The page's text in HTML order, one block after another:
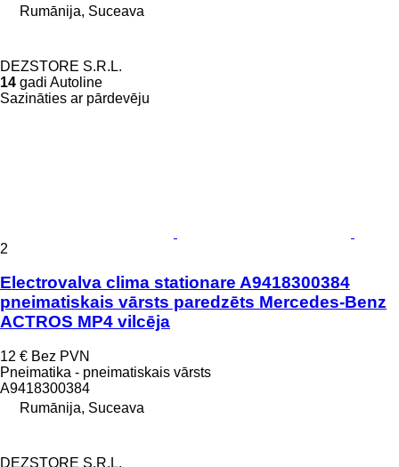
Rumānija, Suceava
DEZSTORE S.R.L.
14 gadi Autoline
Sazināties ar pārdevēju
2
Electrovalva clima stationare A9418300384
pneimatiskais vārsts paredzēts Mercedes-Benz
ACTROS MP4 vilcēja
12 € Bez PVN
Pneimatika - pneimatiskais vārsts
A9418300384
Rumānija, Suceava
DEZSTORE S.R.L.